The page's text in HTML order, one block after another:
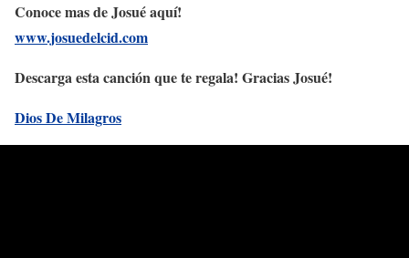
Conoce mas de Josué aquí!
www.josuedelcid.com
Descarga esta canción que te regala! Gracias Josué!
Dios De Milagros